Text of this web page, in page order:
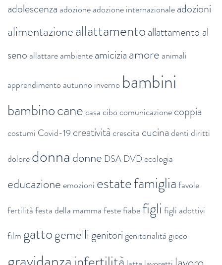
adolescenza adozioneadozione internazionaleadozioni
alimentazioneallattamentoallattamento al
seno allattareambienteamiciziaamore animali
apprendimento autunno inverno bambini
bambinocanecasacibocomunicazionecoppia
costumi Covid-19 creativitàcrescita cucinadentidiritti
doloredonnadonne DSA DVDecologia
educazioneemozioni estatefamigliafavole
fertilitàfesta della mammafestefiabefigli figli adottivi
film gattogemelligenitorigenitorialitàgioco